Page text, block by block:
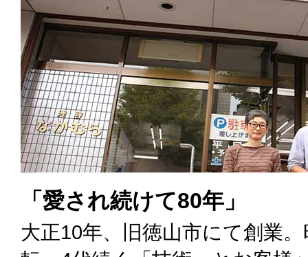
「愛され続けて80年」
大正10年、旧徳山市にて創業